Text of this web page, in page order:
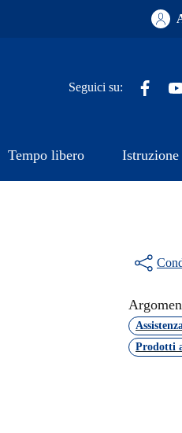
Seguici su:
Tempo libero Istruzione
Prodotti